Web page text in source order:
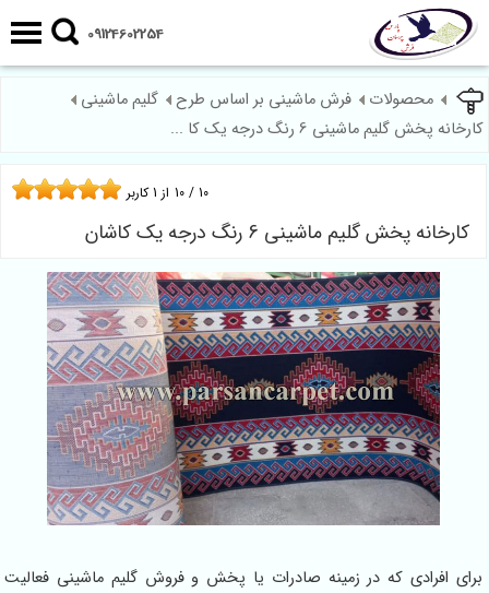
09124602254
محصولات فرش ماشینی بر اساس طرح
گلیم ماشینی
کارخانه پخش گلیم ماشینی 6 رنگ درجه یک کا ...
کارخانه پخش گلیم ماشینی 6 رنگ درجه یک کاشان
10 / 10 از 1کاربر
برای افرادی که در زمینه صادرات یا پخش و فروش گلیم ماشینی فعالیت